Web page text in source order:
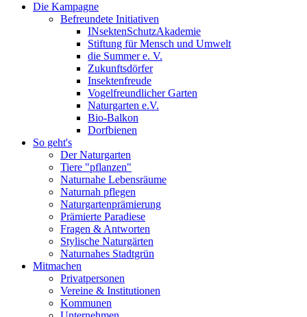
Die Kampagne
Befreundete Initiativen
INsektenSchutzAkademie
Stiftung für Mensch und Umwelt
die Summer e. V.
Zukunftsdörfer
Insektenfreude
Vogelfreundlicher Garten
Naturgarten e.V.
Bio-Balkon
Dorfbienen
So geht's
Der Naturgarten
Tiere "pflanzen"
Naturnahe Lebensräume
Naturnah pflegen
Naturgartenprämierung
Prämierte Paradiese
Fragen & Antworten
Stylische Naturgärten
Naturnahes Stadtgrün
Mitmachen
Privatpersonen
Vereine & Institutionen
Kommunen